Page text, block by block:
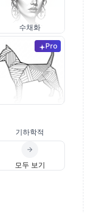
수채화
Pro
기하학적
모두 보기